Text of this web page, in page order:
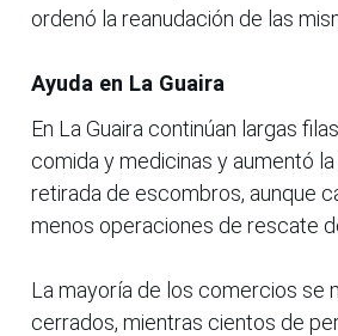
ordenó la reanudación de las
Ayuda en La Guaira
En La Guaira continúan largas
comida y medicinas y aumentó la
retirada de escombros, aunque
menos operaciones de rescate
La mayoría de los comercios se
cerrados, mientras cientos de